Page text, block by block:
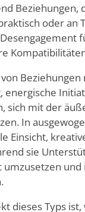
Beziehungen,
oder an
Beziehungen
energische
sich mit der
In
Einsicht,
sie
umzusetzen und
dieses Typs